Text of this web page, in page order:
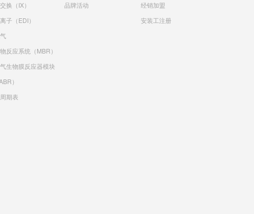
换（IX）
子（EDI）
反应系统（MBR）
生物膜反应器模块
）
期表
品牌活动
经销加盟
安装工注册